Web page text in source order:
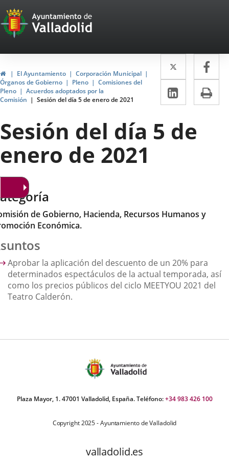
Portal
Web
del
Ayuntamiento
de
Valladolid
HomeEl Ayuntamiento
Corporación Municipal
Órganos de Gobierno
Pleno
Comisiones del
Pleno
Acuerdos adoptados por la
Comisión
Sesión del día 5 de enero de 2021
Twitter
Enlace
a
una
externa.
a
Linkedin
Enlace
a
una
Sesión del día 5 de
enero de 2021
de Gobierno, Hacienda, Recursos Humanos y
Económica.
Aprobar la aplicación del descuento de un 20% para
determinados espectáculos de la actual temporada, así
como los precios públicos del ciclo MEETYOU 2021 del
Teatro Calderón.
Plaza Mayor, 1. 47001 Valladolid, España. Teléfono:+34 983 426 100
Copyright 2025 - Ayuntamiento de Valladolid
valladolid.es